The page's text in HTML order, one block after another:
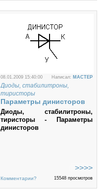
08.01.2009 15:40:00 Написал: MACTEP
Диоды, стабилитроны,
тиристоры
Параметры динисторов
Диоды, стабилитроны,
тиристоры - Параметры
динисторов
Комментарии? 15548 просмотров